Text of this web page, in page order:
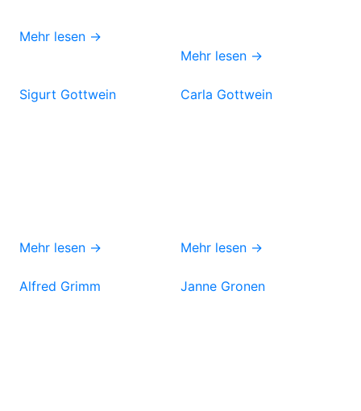
Mehr lesen →
Mehr lesen →
Sigurt Gottwein
Mehr lesen →
Carla Gottwein
Mehr lesen →
Alfred Grimm Janne Gronen